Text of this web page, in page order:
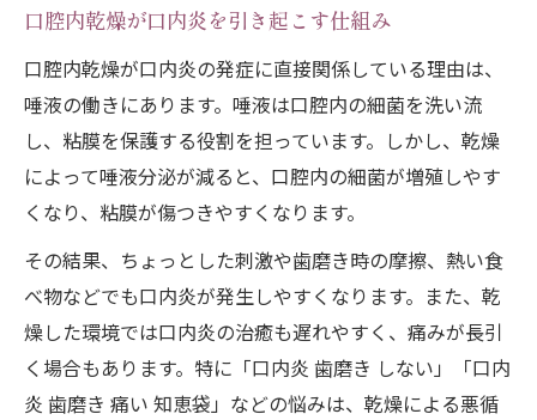
口腔内乾燥が口内炎を引き起こす仕組み
口腔内乾燥が口内炎の発症に直接関係している理由は、
唾液の働きにあります。唾液は口腔内の細菌を洗い流
し、粘膜を保護する役割を担っています。しかし、乾燥
によって唾液分泌が減ると、口腔内の細菌が増殖しやす
くなり、粘膜が傷つきやすくなります。
その結果、ちょっとした刺激や歯磨き時の摩擦、熱い食
べ物などでも口内炎が発生しやすくなります。また、乾
燥した環境では口内炎の治癒も遅れやすく、痛みが長引
く場合もあります。特に「口内炎 歯磨き しない」「口内
炎 歯磨き 痛い 知恵袋」などの悩みは、乾燥による悪循